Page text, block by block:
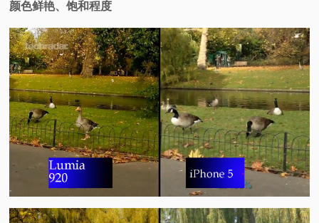
颜色鲜艳、饱和程度